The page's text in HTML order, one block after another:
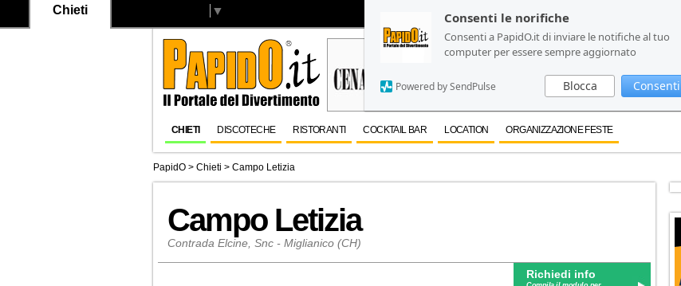
Consenti le norifiche
Consenti a PapidO.it di inviare le notifiche al tuo
computer per essere sempre aggiornato
Blocca Consenti
Powered by SendPulse
Consenti le norifiche
Consenti a PapidO.it di inviare le notifiche al tuo
computer per essere sempre aggiornato
Blocca Consenti
Powered by SendPulse
Chieti ▼
CHIETI DISCOTECHE RISTORANTI COCKTAIL BAR LOCATION ORGANIZZAZIONE FESTE
PapidO > Chieti > Campo Letizia
Campo Letizia
Contrada Elcine, Snc - Miglianico (CH)
Richiedi info